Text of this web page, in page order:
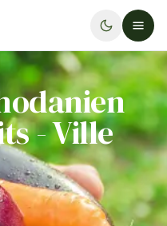
- Ville